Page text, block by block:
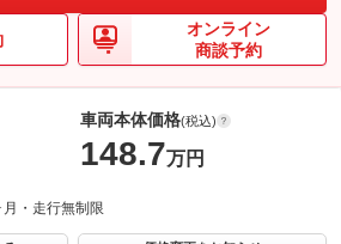
オンライン
商談予約
車両本体価格(税込)
148.7万円
月・走行無制限